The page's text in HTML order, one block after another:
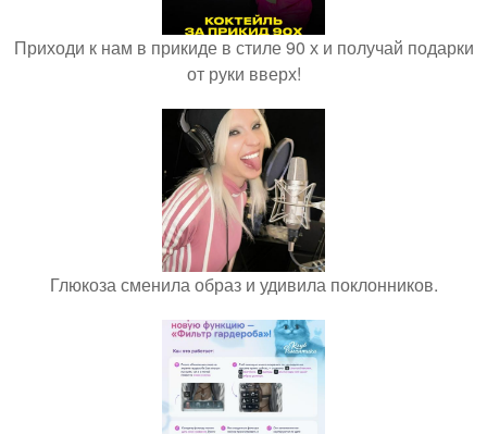
Приходи к нам в прикиде в стиле 90 х и получай подарки
от руки вверх!
Глюкоза сменила образ и удивила поклонников.